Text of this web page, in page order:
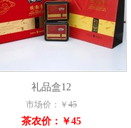
礼品盒12
市场价：￥ 45
茶农价：￥45